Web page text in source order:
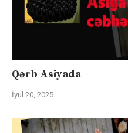
Qərb Asiyada
İyul 20, 2025